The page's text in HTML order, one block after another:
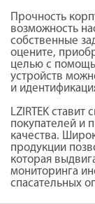
Прочность
возможность
собственные
оцените,
целью с
устройств
и
LZIRTEK
покупателей и
качества.
продукции
которая
мониторинга
спасательных